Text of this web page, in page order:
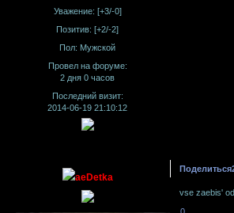
Уважение: [+3/-0]
Позитив: [+2/-2]
Пол: Мужской
Провел на форуме:
2 дня 0 часов
Последний визит:
2014-06-19 21:10:12
Поделиться
aeDetka
vse zaebis'